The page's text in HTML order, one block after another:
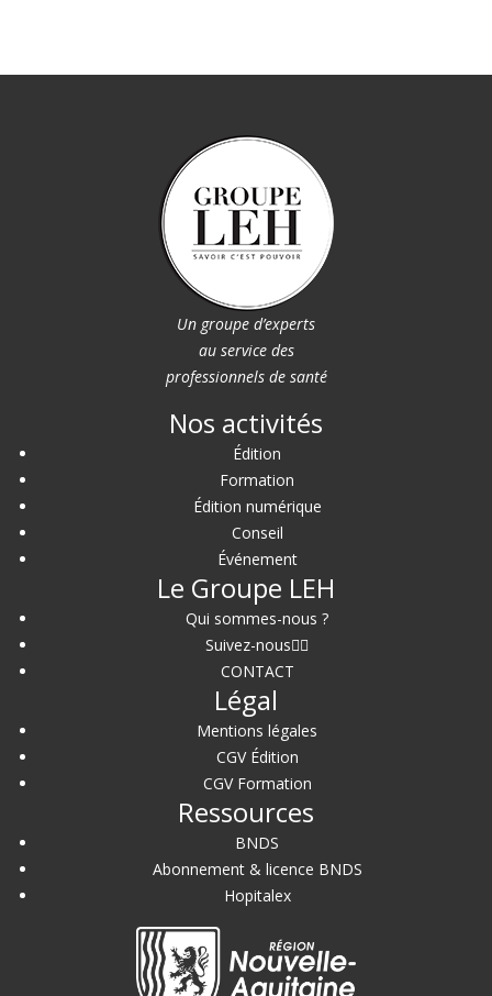
Un groupe d’experts
au service des
professionnels de santé
Nos activités
Édition
Formation
Édition numérique
Conseil
Événement
Le Groupe LEH
Qui sommes-nous ?
Suivez-nous
CONTACT
Légal
Mentions légales
CGV Édition
CGV Formation
Ressources
BNDS
Abonnement & licence BNDS
Hopitalex